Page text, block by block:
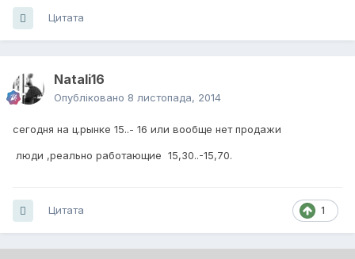
Цитата
Natali16
Опубліковано 8 листопада, 2014
сегодня на ц.рынке 15..- 16 или вообще нет продажи
люди ,реально работающие 15,30..-15,70.
1
Цитата